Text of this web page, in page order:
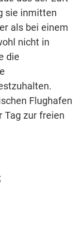
sie inmitten
als bei einem
nicht in
die
Flughafen
Tag zur freien